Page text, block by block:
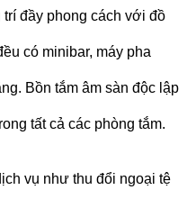
đầy phong cách với đồ
có minibar, máy pha
Bồn tắm âm sàn độc lập
tất cả các phòng tắm.
vụ như thu đổi ngoại tệ